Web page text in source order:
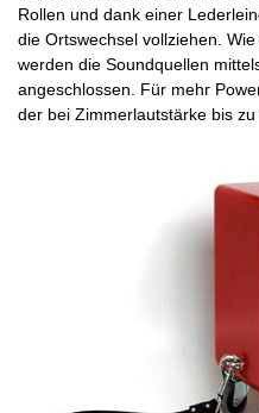
Rollen und dank einer
die Ortswechsel vollziehen.
werden die Soundquellen
angeschlossen. Für mehr
der bei Zimmerlautstärke bis